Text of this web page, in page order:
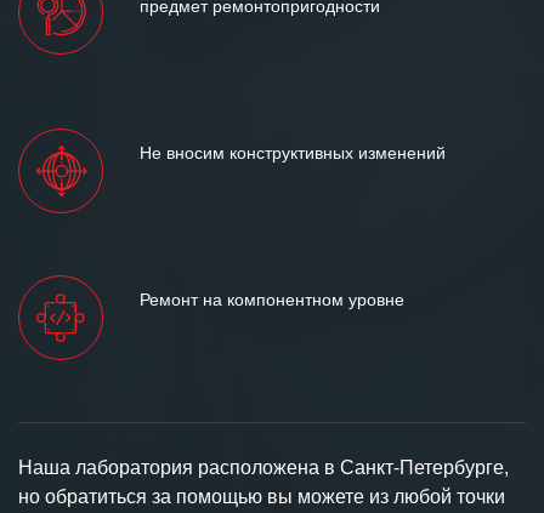
предмет ремонтопригодности
Не вносим конструктивных изменений
Ремонт на компонентном уровне
Наша лаборатория расположена в Санкт-Петербурге,
но обратиться за помощью вы можете из любой точки